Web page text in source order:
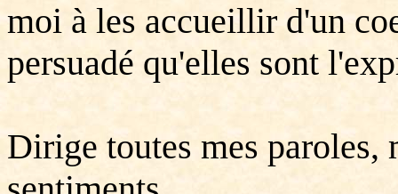
moi à les accueillir d'un
persuadé qu'elles sont
Dirige toutes mes paroles,